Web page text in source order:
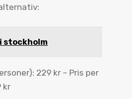
stockholm
229 kr – Pris per
kr